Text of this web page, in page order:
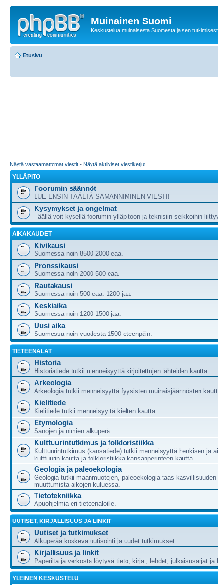
Muinainen Suomi
Keskustelua muinaisesta Suomesta ja sen
Etusivu
Näytä vastaamattomat viestit • Näytä aktiiviset viestiketjut
YLLÄPITO
Foorumin säännöt
LUE ENSIN TÄÄLTÄ SAMANNIMINEN VIESTI!
Kysymykset ja ongelmat
Täällä voit kysellä foorumin ylläpitoon ja teknisiin seikkoihin
AIKAKAUDET
Kivikausi
Suomessa noin 8500-2000 eaa.
Pronssikausi
Suomessa noin 2000-500 eaa.
Rautakausi
Suomessa noin 500 eaa.-1200 jaa.
Keskiaika
Suomessa noin 1200-1500 jaa.
Uusi aika
Suomessa noin vuodesta 1500 eteenpäin.
TIETEENALAT
Historia
Historiatiede tutkii menneisyyttä kirjoitettujen lähteiden kautta.
Arkeologia
Arkeologia tutkii menneisyyttä fyysisten muinaisjäännösten
Kielitiede
Kielitiede tutkii menneisyyttä kielten kautta.
Etymologia
Sanojen ja nimien alkuperä
Kulttuurintutkimus ja folkloristiikka
Kulttuurintutkimus (kansatiede) tutkii menneisyyttä henkisen ja
kulttuurin kautta ja folkloristiikka kansanperinteen kautta.
Geologia ja paleoekologia
Geologia tutkii maanmuotojen, paleoekologia taas
muuttumista aikojen kuluessa.
Tietotekniikka
Apuohjelmia eri tieteenaloille.
UUTISET, KIRJALLISUUS JA LINKIT
Uutiset ja tutkimukset
Alkuperää koskeva uutisointi ja uudet tutkimukset.
Kirjallisuus ja linkit
Paperilta ja verkosta löytyvä tieto; kirjat, lehdet, julkaisusarjat ja
YLEINEN KESKUSTELU